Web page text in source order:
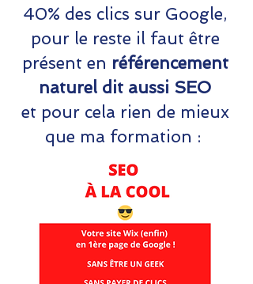
40% des clics sur Google,
pour le reste il faut être
présent en référencement
naturel dit aussi SEO
et pour cela rien de mieux
que ma formation :